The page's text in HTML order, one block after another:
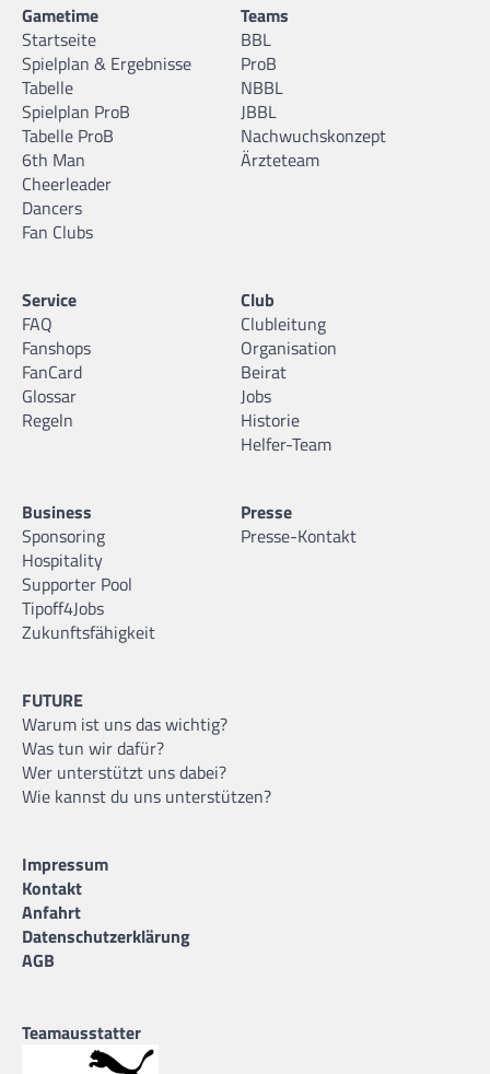
Gametime
Startseite
Spielplan & Ergebnisse
Tabelle
Spielplan ProB
Tabelle ProB
6th Man
Cheerleader
Dancers
Fan Clubs
Teams
BBL
ProB
NBBL
JBBL
Nachwuchskonzept
Ärzteteam
Service
FAQ
Fanshops
FanCard
Glossar
Regeln
Club
Clubleitung
Organisation
Beirat
Jobs
Historie
Helfer-Team
Business
Sponsoring
Hospitality
Supporter Pool
Tipoff4Jobs
Zukunftsfähigkeit
Presse
Presse-Kontakt
FUTURE
Warum ist uns das wichtig?
Was tun wir dafür?
Wer unterstützt uns dabei?
Wie kannst du uns unterstützen?
Impressum
Kontakt
Anfahrt
Datenschutzerklärung
AGB
Teamausstatter